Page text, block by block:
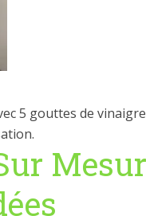
5 gouttes de